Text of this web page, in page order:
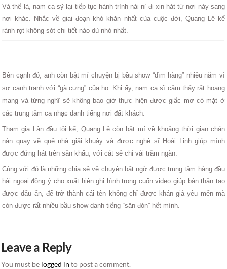
Và thế là, nam ca sỹ lại tiếp tục hành trình nài nỉ đi xin hát từ nơi này sang
nơi khác. Nhắc về giai đoạn khó khăn nhất của cuộc đời, Quang Lê kể
rành rọt không sót chi tiết nào dù nhỏ nhất.
Bên cạnh đó, anh còn bật mí chuyện bị bầu show “dìm hàng” nhiều năm vì
sợ cạnh tranh với “gà cưng” của họ. Khi ấy, nam ca sĩ cảm thấy rất hoang
mang và từng nghĩ sẽ không bao giờ thực hiện được giấc mơ có mặt ở
các trung tâm ca nhạc danh tiếng nơi đất khách.
Tham gia Lần đầu tôi kể, Quang Lê còn bật mí về khoảng thời gian chán
nản quay về quê nhà giải khuây và được nghệ sĩ Hoài Linh giúp mình
được đứng hát trên sân khấu, với cát sê chỉ vài trăm ngàn.
Cùng với đó là những chia sẻ về chuyện bất ngờ được trung tâm hàng đầu
hải ngoại đồng ý cho xuất hiện ghi hình trong cuốn video giúp bản thân tạo
được dấu ấn, để trở thành cái tên không chỉ được khán giả yêu mến mà
còn được rất nhiều bầu show danh tiếng “săn đón” hết mình.
Leave a Reply
You must be logged in to post a comment.